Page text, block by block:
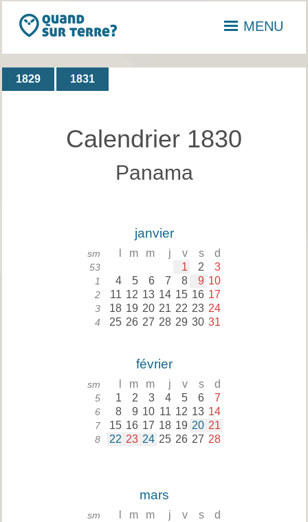
MENU
1829 1831
Calendrier 1830
Panama
janvier
sm m m j v s d
53 1 2 3
1 4 5 6 7 8 9 10
2 11 12 13 14 15 16 17
3 18 19 20 21 22 23 24
4 25 26 27 28 29 30 31
février
sm m m j v s d
5 1 2 3 4 5 6 7
6 8 9 10 11 12 13 14
7 15 16 17 18 19 20 21
8 22 23 24 25 26 27 28
mars
sm m m j v s d